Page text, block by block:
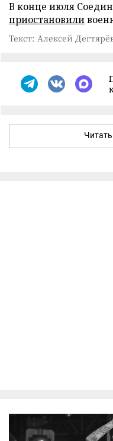
В конце июля
приостановили
Текст: Алексей